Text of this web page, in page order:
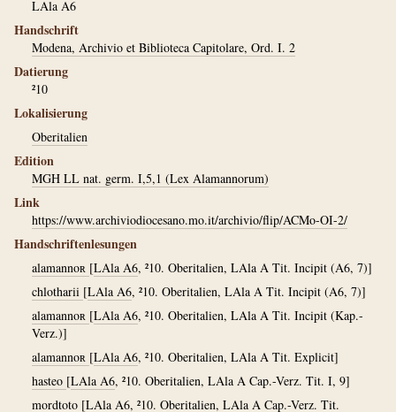
LAla A6
Handschrift
Modena, Archivio et Biblioteca Capitolare, Ord. I. 2
Datierung
²10
Lokalisierung
Oberitalien
Edition
MGH LL nat. germ. I,5,1 (Lex Alamannorum)
Link
https://www.archiviodiocesano.mo.it/archivio/flip/ACMo-OI-2/
Handschriftenlesungen
alamannoʀ [LAla A6, ²10. Oberitalien, LAla A Tit. Incipit (A6, 7)]
chlotharii [LAla A6, ²10. Oberitalien, LAla A Tit. Incipit (A6, 7)]
alamannoʀ [LAla A6, ²10. Oberitalien, LAla A Tit. Incipit (Kap.-
Verz.)]
alamannoʀ [LAla A6, ²10. Oberitalien, LAla A Tit. Explicit]
hasteo [LAla A6, ²10. Oberitalien, LAla A Cap.-Verz. Tit. I, 9]
mordtoto [LAla A6, ²10. Oberitalien, LAla A Cap.-Verz. Tit.